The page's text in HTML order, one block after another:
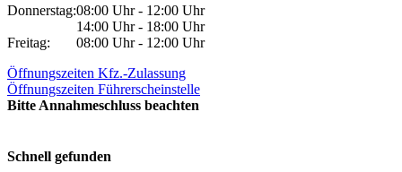
Donnerstag:08:00 Uhr - 12:00 Uhr
14:00 Uhr - 18:00 Uhr
Freitag:
08:00 Uhr - 12:00 Uhr
Öffnungszeiten Kfz.-Zulassung
Öffnungszeiten Führerscheinstelle
Bitte Annahmeschluss beachten
Schnell gefunden